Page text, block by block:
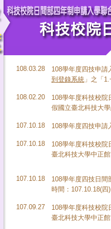
108.03.28
108學年度四技申請
到登錄系統 」之「
108.02.20
108學年度科技校院
假國立臺北科技大
107.10.18 108學年度四技申請
107.10.18
108學年度科技校院
臺北科技大學中正
107.10.18
108學年度四技日間
時間：107.10.18(
107.09.27
108學年度科技校院
臺北科技大學中正